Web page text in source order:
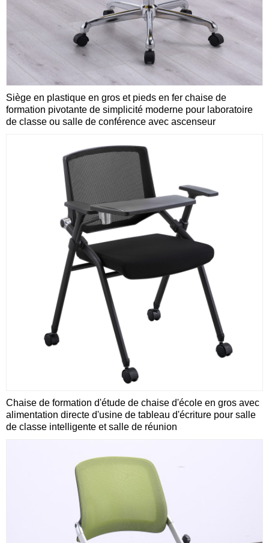
Siège en plastique en gros et pieds en fer chaise de
formation pivotante de simplicité moderne pour laboratoire
de classe ou salle de conférence avec ascenseur
Chaise de formation d'étude de chaise d'école en gros avec
alimentation directe d'usine de tableau d'écriture pour salle
de classe intelligente et salle de réunion